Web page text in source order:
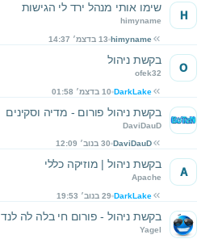
שימו אותי מנהל ירד לי הגישות
himyname
himyname 13 בדצמ׳ 14:37
H
בקשת ניהול
ofek32
DarkLake 10 בדצמ׳ 01:58
O
בקשת ניהול פורום - מדיה וסקינים
DaviDauD
DaviDauD 30 בנוב׳ 12:09
בקשת ניהול | מוזיקה כללי
Apache
DarkLake 29 בנוב׳ 19:53
A
בקשת ניהול - פורום חי בלה לה לנד 2
Yagel